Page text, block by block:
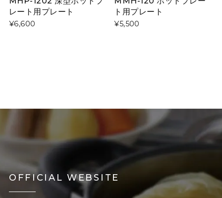
レート用プレート
¥6,600
ト用プレート
¥5,500
OFFICIAL WEBSITE